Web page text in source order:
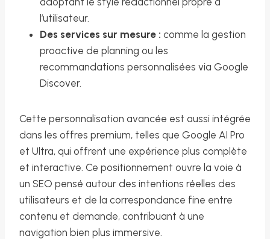
l’utilisateur.
Des services sur mesure : comme la gestion
proactive de planning ou les
recommandations personnalisées via Google
Discover.
Cette personnalisation avancée est aussi intégrée
dans les offres premium, telles que Google AI Pro
et Ultra, qui offrent une expérience plus complète
et interactive. Ce positionnement ouvre la voie à
un SEO pensé autour des intentions réelles des
utilisateurs et de la correspondance fine entre
contenu et demande, contribuant à une
navigation bien plus immersive.